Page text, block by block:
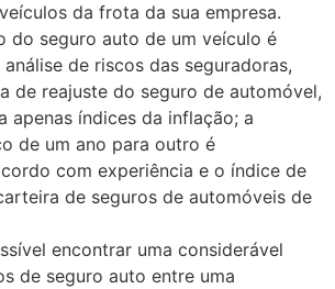
da frota da sua empresa.
do seguro auto de um veículo é
de riscos das seguradoras,
de reajuste do seguro de automóvel,
apenas índices da inflação; a
de um ano para outro é
com experiência e o índice de
de seguros de automóveis de
encontrar uma considerável
de seguro auto entre uma